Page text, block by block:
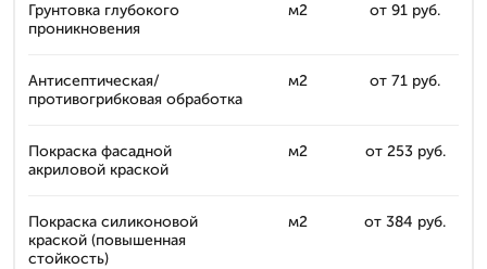
Грунтовка глубокого
проникновения
м2 от 91 руб.
Антисептическая/
противогрибковая обработка
м2 от 71 руб.
Покраска фасадной
акриловой краской
м2 от 253 руб.
Покраска силиконовой
краской (повышенная
стойкость)
м2 от 384 руб.